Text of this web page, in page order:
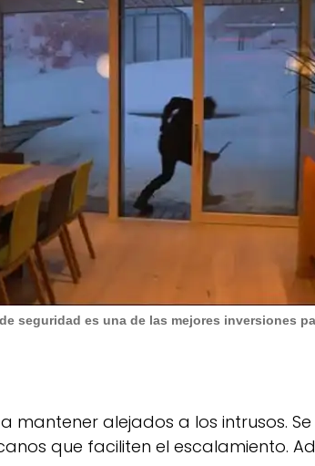
seguridad es una de las mejores inversiones
mantener alejados a los intrusos.
que faciliten el escalamiento.